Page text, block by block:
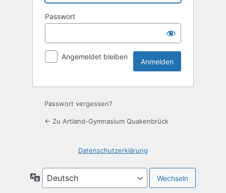
Passwort
Angemeldet bleiben
Passwort vergessen?
← Zu Artland-Gymnasium Quakenbrück
Datenschutzerklärung
Sprache